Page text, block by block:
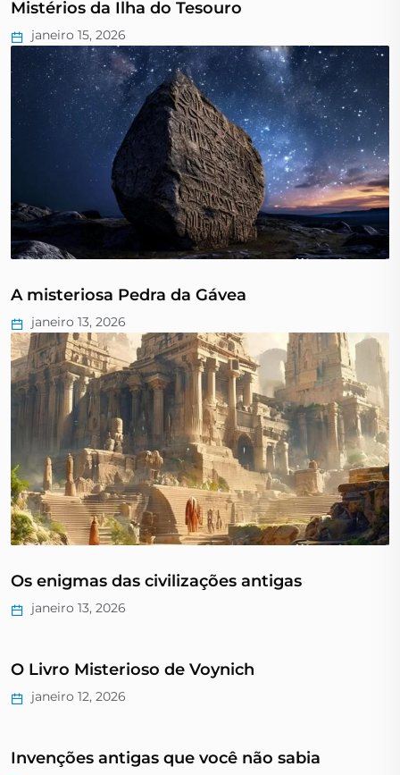
Mistérios da Ilha do Tesouro
janeiro 15, 2026
A misteriosa Pedra da Gávea
janeiro 13, 2026
Os enigmas das civilizações antigas
janeiro 13, 2026
O Livro Misterioso de Voynich
janeiro 12, 2026
Invenções antigas que você não sabia